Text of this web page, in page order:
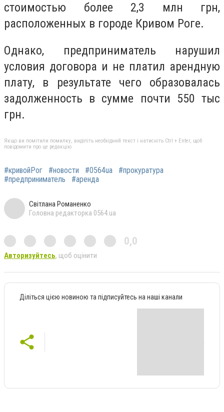
стоимостью более 2,3 млн грн,
расположенных в городе Кривом Роге.
Однако, предприниматель нарушил
условия договора и не платил арендную
плату, в результате чего образовалась
задолженность в сумме почти 550 тыс
грн.
Якщо ви помітили помилку, виділіть необхідний текст і натисніть Ctrl + Enter, щоб
повідомити про це редакцію
#кривойРог #новости #0564ua
#прокуратура
#предприниматель
#аренда
Світлана Романенко
Головна редакторка 0564.ua
0,0
Авторизуйтесь, щоб оцінити
Діліться цією новиною та підписуйтесь на наші канали